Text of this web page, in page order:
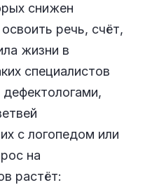
снижен
речь, счёт,
жизни в
специалистов
с логопедом или
на
растёт: